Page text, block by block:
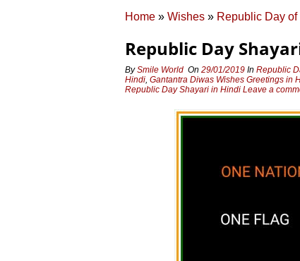
Home » Wishes » Republic Day
Republic Day
BySmile World On 29/01/2019 In Republic
Hindi, Gantantra Diwas Wishes Greetings in
Republic Day Shayari in Hindi Leave a